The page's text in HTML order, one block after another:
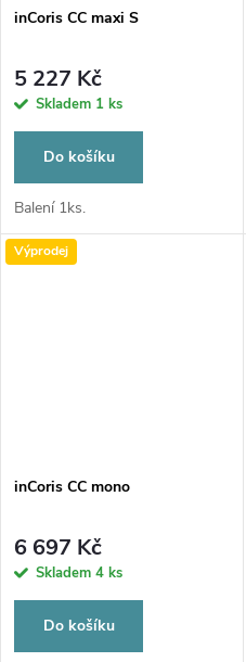
inCoris CC maxi S
5 227 Kč
Skladem 1 ks
Do košíku
Balení 1ks.
Výprodej
inCoris CC mono
6 697 Kč
Skladem 4 ks
Do košíku